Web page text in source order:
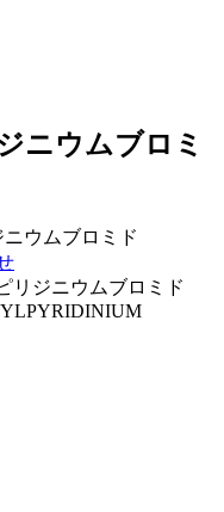
ニウムブロミ
リジニウムブロミド